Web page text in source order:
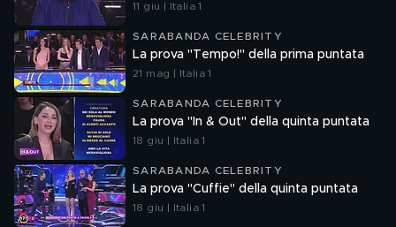
11 giu | Italia 1
SARABANDA CELEBRITY
La prova "Tempo!" della prima puntata
21 mag | Italia 1
SARABANDA CELEBRITY
La prova "In & Out" della quinta puntata
18 giu | Italia 1
SARABANDA CELEBRITY
La prova "Cuffie" della quinta puntata
18 giu | Italia 1